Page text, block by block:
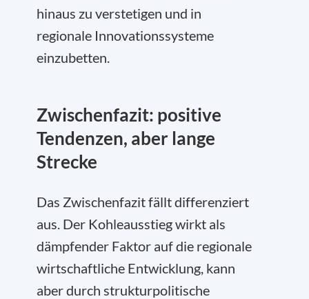
hinaus zu verstetigen und in
regionale Innovationssysteme
einzubetten.
Zwischenfazit: positive
Tendenzen, aber lange
Strecke
Das Zwischenfazit fällt differenziert
aus. Der Kohleausstieg wirkt als
dämpfender Faktor auf die regionale
wirtschaftliche Entwicklung, kann
aber durch strukturpolitische